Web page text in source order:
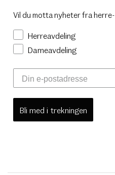
Vil du motta nyheter fra
Herreavdeling
Dameavdeling
Bli med i trekningen